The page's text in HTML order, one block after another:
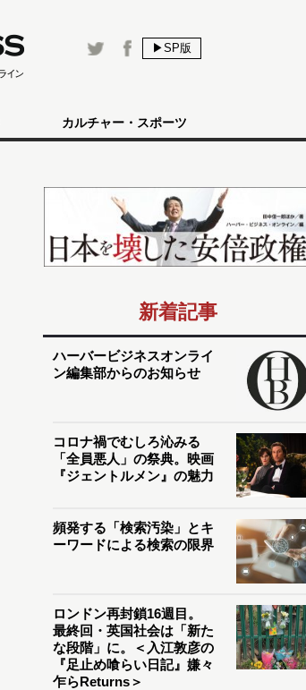
▶SP版
カルチャー・スポーツ
新着記事
ハーバービジネスオンライ
ン編集部からのお知らせ
コロナ禍でむしろ沁みる
「全員悪人」の祭典。映画
『ジェントルメン』の魅力
頻発する「検索汚染」とキ
ーワードによる検索の限界
ロンドン再封鎖16週目。
最終回・英国社会は「新た
な段階」に。＜入江敦彦の
『足止め喰らい日記』嫌々
乍らReturns＞